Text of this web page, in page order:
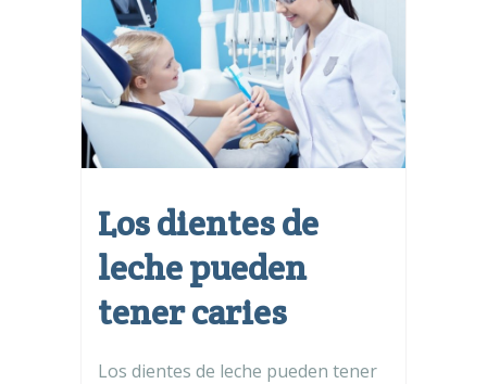
Los dientes de
leche pueden
tener caries
Los dientes de leche pueden tener